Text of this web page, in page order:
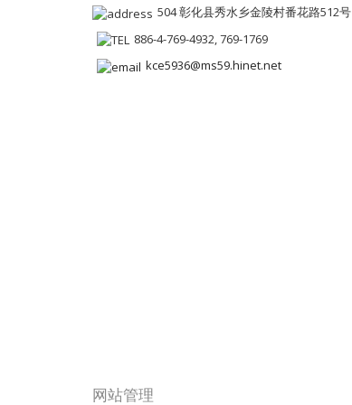
504 彰化县秀水乡金陵村番花路512号
886-4-769-4932, 769-1769
kce5936@ms59.hinet.net
网站管理